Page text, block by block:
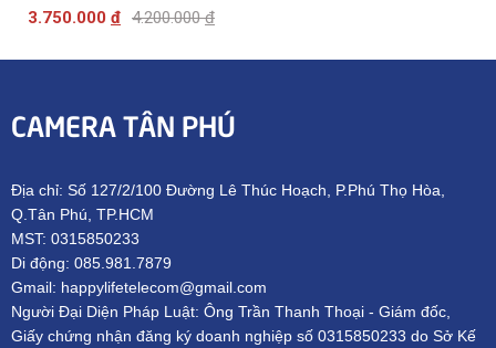
3.750.000 đ 4.200.000đ
CAMERA TÂN PHÚ
Địa chỉ: Số 127/2/100 Đường Lê Thúc Hoạch, P.Phú Thọ Hòa,
Q.Tân Phú, TP.HCM
MST: 0315850233
Di động: 085.981.7879
Gmail: happylifetelecom@gmail.com
Người Đại Diện Pháp Luật: Ông Trần Thanh Thoại - Giám đốc,
Giấy chứng nhận đăng ký doanh nghiệp số 0315850233 do Sở Kế